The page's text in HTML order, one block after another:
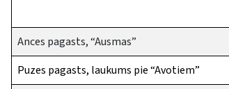
Ances pagasts, “Ausmas”
Puzes pagasts, laukums pie “Avotiem”